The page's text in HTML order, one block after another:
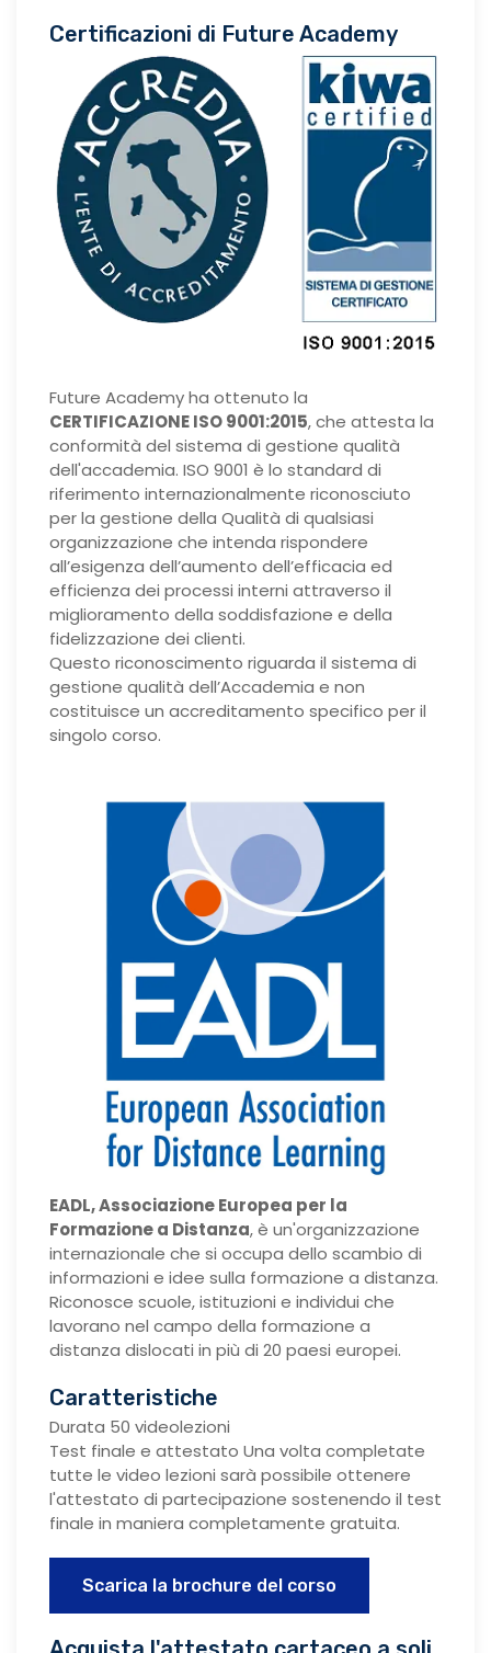
Certificazioni di Future Academy
Future Academy ha ottenuto la
CERTIFICAZIONE ISO 9001:2015, che attesta la
conformità del sistema di gestione qualità
dell'accademia. ISO 9001 è lo standard di
riferimento internazionalmente riconosciuto
per la gestione della Qualità di qualsiasi
organizzazione che intenda rispondere
all’esigenza dell’aumento dell’efficacia ed
efficienza dei processi interni attraverso il
miglioramento della soddisfazione e della
fidelizzazione dei clienti.
Questo riconoscimento riguarda il sistema di
gestione qualità dell’Accademia e non
costituisce un accreditamento specifico per il
singolo corso.
EADL, Associazione Europea per la
Formazione a Distanza, è un'organizzazione
internazionale che si occupa dello scambio di
informazioni e idee sulla formazione a distanza.
Riconosce scuole, istituzioni e individui che
lavorano nel campo della formazione a
distanza dislocati in più di 20 paesi europei.
Caratteristiche
Durata 50 videolezioni
Test finale e attestato Una volta completate
tutte le video lezioni sarà possibile ottenere
l'attestato di partecipazione sostenendo il test
finale in maniera completamente gratuita.
Scarica la brochure del corso